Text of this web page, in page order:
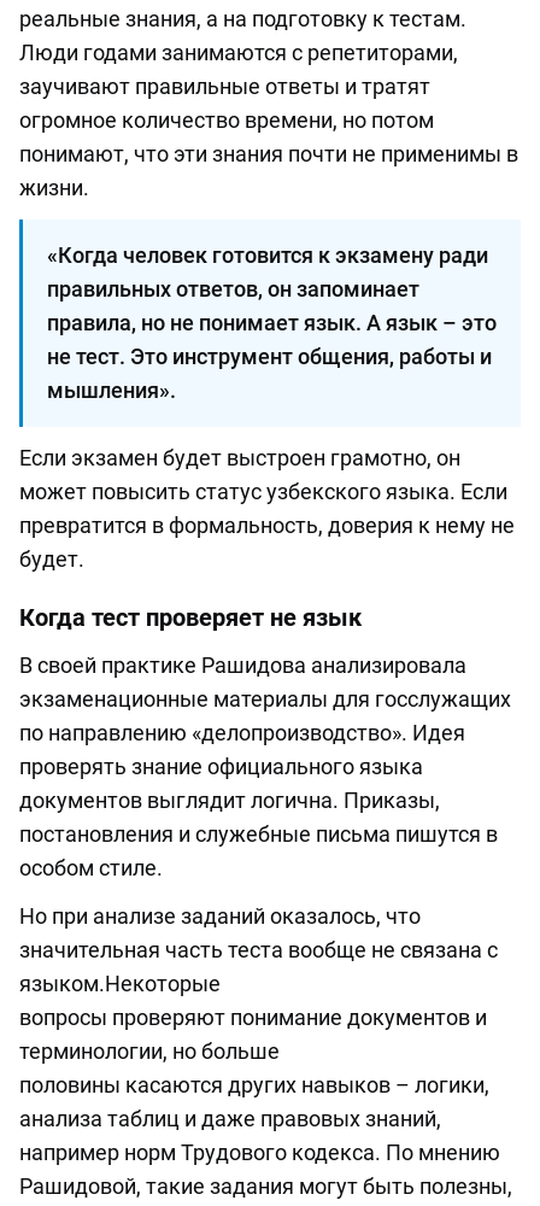
реальные знания, а на подготовку к тестам.
Люди годами занимаются с репетиторами,
заучивают правильные ответы и тратят
огромное количество времени, но потом
понимают, что эти знания почти не применимы в
жизни.
«Когда человек готовится к экзамену ради
правильных ответов, он запоминает
правила, но не понимает язык. А язык – это
не тест. Это инструмент общения, работы и
мышления».
Если экзамен будет выстроен грамотно, он
может повысить статус узбекского языка. Если
превратится в формальность, доверия к нему не
будет.
Когда тест проверяет не язык
В своей практике Рашидова анализировала
экзаменационные материалы для госслужащих
по направлению «делопроизводство». Идея
проверять знание официального языка
документов выглядит логична. Приказы,
постановления и служебные письма пишутся в
особом стиле.
Но при анализе заданий оказалось, что
значительная часть теста вообще не связана с
языком.Некоторые
вопросы проверяют понимание документов и
терминологии, но больше
половины касаются других навыков – логики,
анализа таблиц и даже правовых знаний,
например норм Трудового кодекса. По мнению
Рашидовой, такие задания могут быть полезны,